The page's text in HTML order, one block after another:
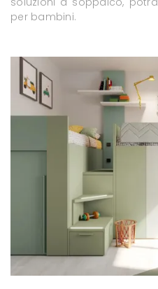
per bambini.